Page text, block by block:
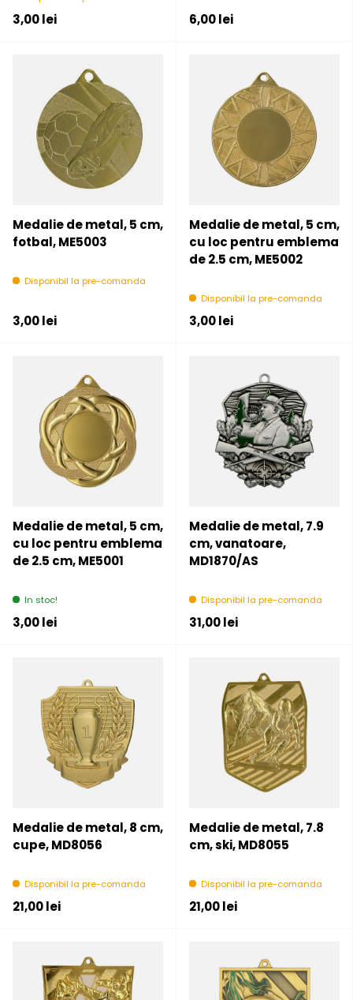
Pret initial
3,00 lei Pret initial
6,00 lei
Medalie de metal, 5 cm,
fotbal, ME5003
Disponibil la pre-comanda
Pret initial
3,00 lei
Medalie de metal, 5 cm,
cu loc pentru emblema
de 2.5 cm, ME5002
Disponibil la pre-comanda
Pret initial
3,00 lei
Medalie de metal, 5 cm,
cu loc pentru emblema
de 2.5 cm, ME5001
In stoc!
Pret initial
3,00 lei
Medalie de metal, 7.9
cm, vanatoare,
MD1870/AS
Disponibil la pre-comanda
Pret initial
31,00 lei
Medalie de metal, 8 cm,
cupe, MD8056
Disponibil la pre-comanda
Pret initial
21,00 lei
Medalie de metal, 7.8
cm, ski, MD8055
Disponibil la pre-comanda
Pret initial
21,00 lei